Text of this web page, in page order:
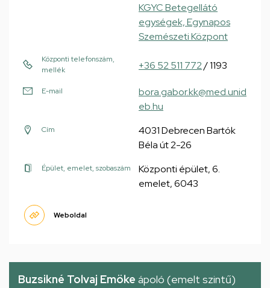
KGYC Betegellátó
egységek, Egynapos
Szemészeti Központ
Központi telefonszám,
mellék
+36 52 511 772/ 1193
E-mail
bora.gabor.kk@med.unid
eb.hu
Cím
4031 Debrecen Bartók
Béla út 2-26
Épület, emelet, szobaszám
Központi épület, 6.
emelet, 6043
Weboldal
Buzsikné Tolvaj Emöke ápoló (emelt szintű)